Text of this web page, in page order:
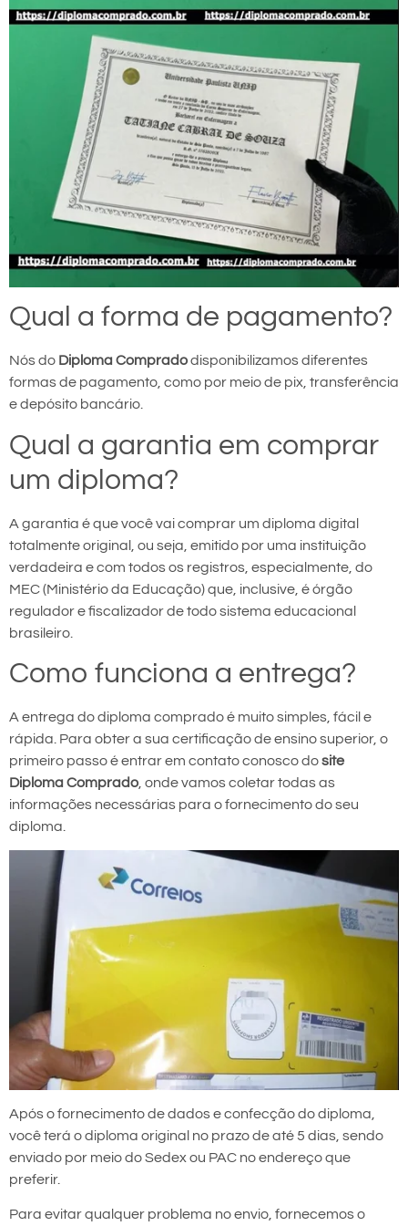
Qual a forma de pagamento?
Nós do Diploma Compradodisponibilizamos diferentes
formas de pagamento, como por meio de pix, transferência
e depósito bancário.
Qual a garantia em comprar
um diploma?
A garantia é que você vai comprar um diploma digital
totalmente original, ou seja, emitido por uma instituição
verdadeira e com todos os registros, especialmente, do
MEC (Ministério da Educação) que, inclusive, é órgão
regulador e fiscalizador de todo sistema educacional
brasileiro.
Como funciona a entrega?
A entrega do diploma comprado é muito simples, fácil e
rápida. Para obter a sua certificação de ensino superior, o
primeiro passo é entrar em contato conosco dosite
Diploma Comprado , onde vamos coletar todas as
informações necessárias para o fornecimento do seu
diploma.
Após o fornecimento de dados e confecção do diploma,
você terá o diploma original no prazo de até 5 dias, sendo
enviado por meio do Sedex ou PAC no endereço que
preferir.
Para evitar qualquer problema no envio, fornecemos o